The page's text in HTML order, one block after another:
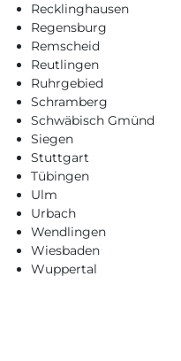
Recklinghausen
Regensburg
Remscheid
Reutlingen
Ruhrgebied
Schramberg
Schwäbisch Gmünd
Siegen
Stuttgart
Tübingen
Ulm
Urbach
Wendlingen
Wiesbaden
Wuppertal